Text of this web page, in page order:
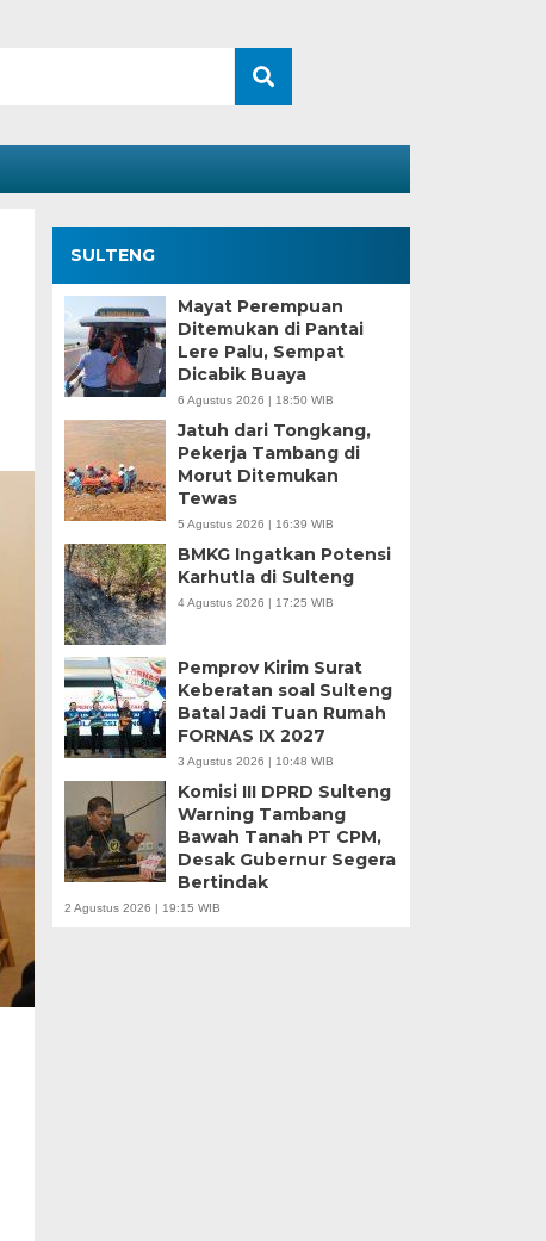
SULTENG
Mayat Perempuan
Ditemukan di Pantai
Lere Palu, Sempat
Dicabik Buaya
6 Agustus 2026 | 18:50 WIB
Jatuh dari Tongkang,
Pekerja Tambang di
Morut Ditemukan
Tewas
5 Agustus 2026 | 16:39 WIB
BMKG Ingatkan Potensi
Karhutla di Sulteng
4 Agustus 2026 | 17:25 WIB
Pemprov Kirim Surat
Keberatan soal Sulteng
Batal Jadi Tuan Rumah
FORNAS IX 2027
3 Agustus 2026 | 10:48 WIB
Komisi III DPRD Sulteng
Warning Tambang
Bawah Tanah PT CPM,
Desak Gubernur Segera
Bertindak
2 Agustus 2026 | 19:15 WIB